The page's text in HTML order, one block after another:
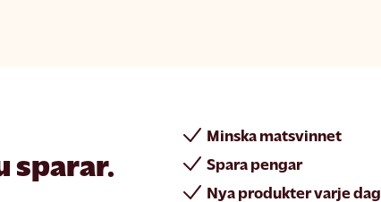
sparar.
Minska matsvinnet
Spara pengar
Nya produkter varje dag